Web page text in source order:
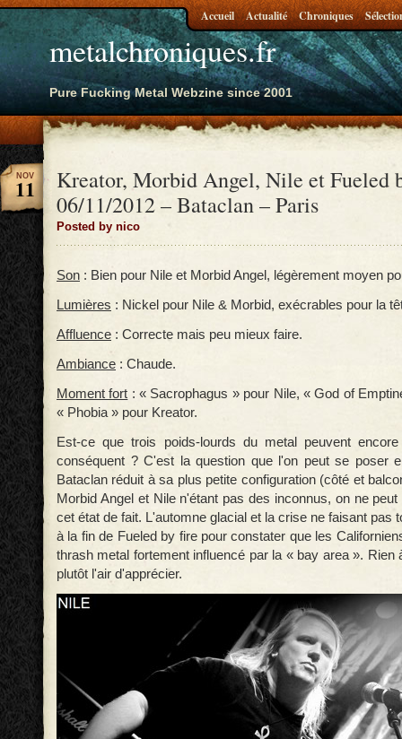
metalchroniques.fr
Pure Fucking Metal Webzine since 2001
Accueil Actualité Chroniques
Kreator, Morbid Angel, Nile et Fueled
06/11/2012 – Bataclan – Paris
Posted by nico
NOV
11
Son : Bien pour Nile et Morbid Angel, légèrement moyen
Lumières : Nickel pour Nile & Morbid, exécrables pour la
Affluence : Correcte mais peu mieux faire.
Ambiance : Chaude.
Moment fort : « Sacrophagus » pour Nile, « God of
« Phobia » pour Kreator.
Est-ce que trois poids-lourds du metal peuvent
conséquent ? C'est la question que l'on peut se poser
Bataclan réduit à sa plus petite configuration (côté et
Morbid Angel et Nile n'étant pas des inconnus, on ne
cet état de fait. L'automne glacial et la crise ne faisant
à la fin de Fueled by fire pour constater que les
thrash metal fortement influencé par la « bay area ». Rien
plutôt l'air d'apprécier.